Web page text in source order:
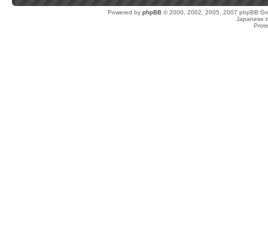
Powered by phpBB © 2000, 2002, 2005, 2007 phpBB
Japanese